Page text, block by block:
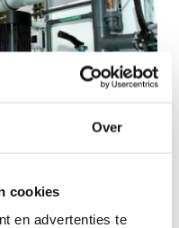
Over
cookies
en advertenties te